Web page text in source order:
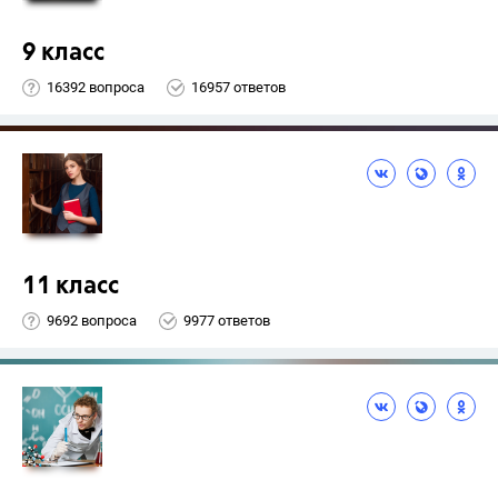
9 класс
16392 вопроса 16957 ответов
11 класс
9692 вопроса 9977 ответов